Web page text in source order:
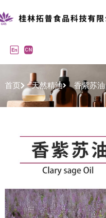
首页 天然精油 香紫苏油